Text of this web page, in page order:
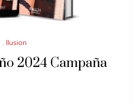
, Ilusion
2024 Campaña